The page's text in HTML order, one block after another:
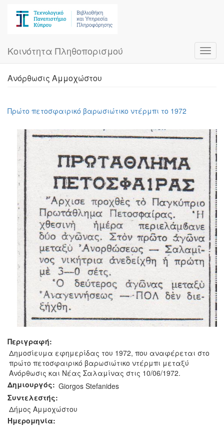
Κοινότητα Πληθοπορισμού
Ανόρθωσις Αμμοχώστου
Πρώτο πετοσφαιρικό βαρωσιώτικο ντέρμπι το 1972
Περιγραφή:
Δημοσίευμα εφημερίδας του 1972, που αναφέρεται στο
πρώτο πετοσφαιρικό βαρωσιώτικο ντέρμπι μεταξύ
Ανόρθωσις και Νέας Σαλαμίνας στις 10/06/1972.
Δημιουργός: Giorgos Stefanides
Συντελεστής:
Δήμος Αμμοχώστου
Ημερομηνία: